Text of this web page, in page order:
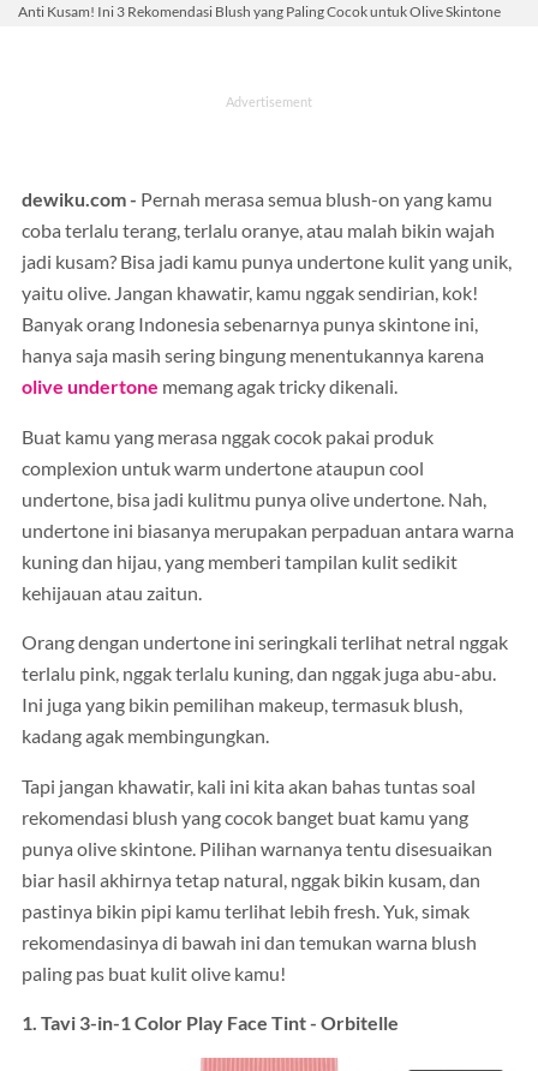
Anti Kusam! Ini 3 Rekomendasi Blush yang Paling Cocok untuk Olive Skintone
dewiku.com - Pernah merasa semua blush-on yang kamu
coba terlalu terang, terlalu oranye, atau malah bikin wajah
jadi kusam? Bisa jadi kamu punya undertone kulit yang unik,
yaitu olive. Jangan khawatir, kamu nggak sendirian, kok!
Banyak orang Indonesia sebenarnya punya skintone ini,
hanya saja masih sering bingung menentukannya karena
olive undertone memang agak tricky dikenali.
Buat kamu yang merasa nggak cocok pakai produk
complexion untuk warm undertone ataupun cool
undertone, bisa jadi kulitmu punya olive undertone. Nah,
undertone ini biasanya merupakan perpaduan antara warna
kuning dan hijau, yang memberi tampilan kulit sedikit
kehijauan atau zaitun.
Orang dengan undertone ini seringkali terlihat netral nggak
terlalu pink, nggak terlalu kuning, dan nggak juga abu-abu.
Ini juga yang bikin pemilihan makeup, termasuk blush,
kadang agak membingungkan.
Tapi jangan khawatir, kali ini kita akan bahas tuntas soal
rekomendasi blush yang cocok banget buat kamu yang
punya olive skintone. Pilihan warnanya tentu disesuaikan
biar hasil akhirnya tetap natural, nggak bikin kusam, dan
pastinya bikin pipi kamu terlihat lebih fresh. Yuk, simak
rekomendasinya di bawah ini dan temukan warna blush
paling pas buat kulit olive kamu!
1. Tavi 3-in-1 Color Play Face Tint - Orbitelle